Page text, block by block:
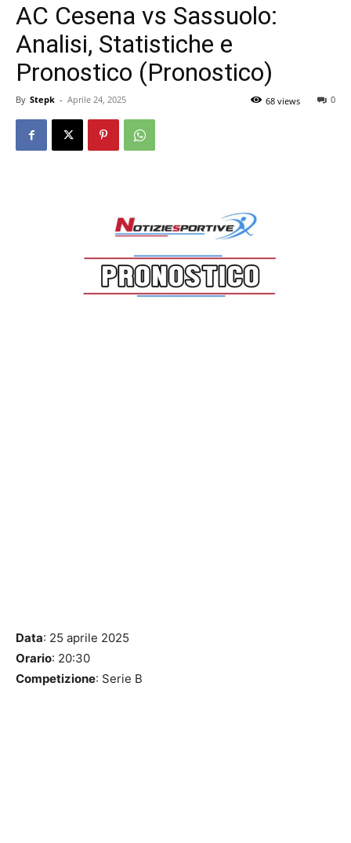
AC Cesena vs Sassuolo:
Analisi, Statistiche e
Pronostico (Pronostico)
By Stepk - Aprile 24, 2025 0
68 views
Data: 25 aprile 2025
Orario: 20:30
Competizione: Serie B